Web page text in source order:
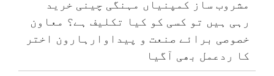
مشروب ساز کمپنیاں مہنگی چینی خرید
رہی ہیں تو کسی کو کیا تکلیف ہے؟ معاون
خصوصی برائے صنعت و پیداوارہارون اختر
کا ردعمل بھی آگیا